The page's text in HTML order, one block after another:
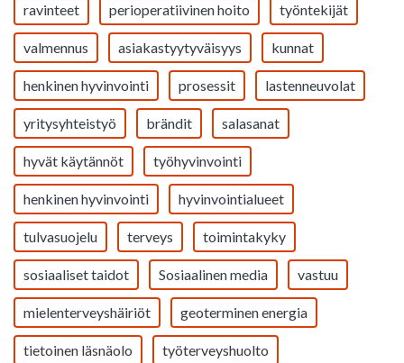
ravinteet perioperatiivinen hoito työntekijät
valmennus asiakastyytyväisyys kunnat
henkinen hyvinvointi prosessit lastenneuvolat
yritysyhteistyö brändit salasanat
hyvät käytännöt työhyvinvointi
henkinen hyvinvointi hyvinvointialueet
tulvasuojelu terveys toimintakyky
sosiaaliset taidot Sosiaalinen media vastuu
mielenterveyshäiriöt geoterminen energia
tietoinen läsnäolo työterveyshuolto